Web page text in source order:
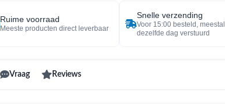
Ruime voorraad
Meeste producten direct leverbaar
Snelle verzending
Voor 15:00 besteld, meestal
dezelfde dag verstuurd
Vraag Reviews